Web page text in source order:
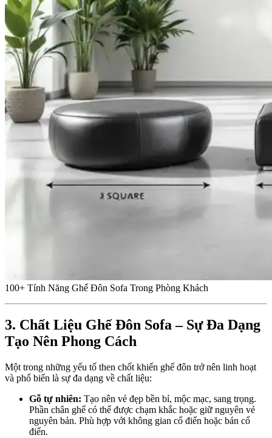
100+ Tính Năng Ghế Đôn Sofa Trong Phòng Khách
3. Chất Liệu Ghế Đôn Sofa – Sự Đa Dạng
Tạo Nên Phong Cách
Một trong những yếu tố then chốt khiến ghế đôn trở nên linh hoạt
và phổ biến là sự đa dạng về chất liệu:
Gỗ tự nhiên: Tạo nên vẻ đẹp bền bỉ, mộc mạc, sang trọng.
Phần chân ghế có thể được chạm khắc hoặc giữ nguyên vẻ
nguyên bản. Phù hợp với không gian cổ điển hoặc bán cổ
điển.